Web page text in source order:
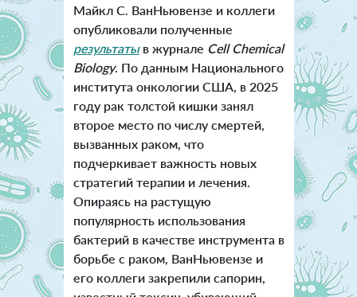
Майкл С. ВанНьювензе и коллеги
опубликовали полученные
результатыв журнале Cell Chemical
Biology. По данным Национального
института онкологии США, в 2025
году рак толстой кишки занял
второе место по числу смертей,
вызванных раком, что
подчеркивает важность новых
стратегий терапии и лечения.
Опираясь на растущую
популярность использования
бактерий в качестве инструмента в
борьбе с раком, ВанНьювензе и
его коллеги закрепили сапорин,